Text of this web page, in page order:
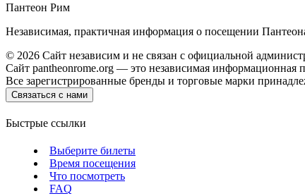
Пантеон Рим
Независимая, практичная информация о посещении
© 2026 Сайт независим и не связан с официальной
Сайт pantheonrome.org — это независимая информационная
Все зарегистрированные бренды и торговые марки
Связаться с нами
Быстрые ссылки
Выберите билеты
Время посещения
Что посмотреть
FAQ